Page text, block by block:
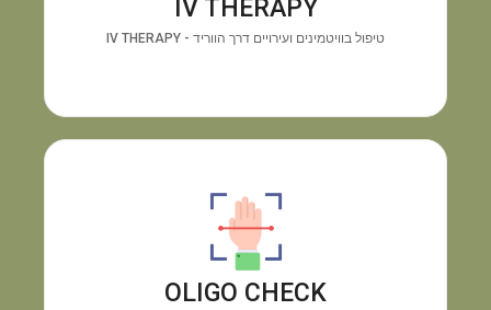
IV THERAPY
טיפול בוויטמינים ועירויים דרך הווריד - IV THERAPY
האנרגיה ושיפור החיוניות תוך זמן קצר.
OLIGO CHECK
בדיקה טכנולוגית מיידית דרך כף היד.
חוסרים בוויטמינים ומינרלים והצטברות מתכות רעילות,
ללא צורך בבדיקת דם.